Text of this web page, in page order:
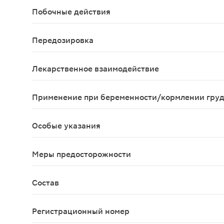
Побочные действия
Классификация побочных реакций по частоте
Передозировка
Симптомы: прием большой дозы
Лекарственное взаимодействие
Применение при беременности/кормлении
Особые указания
Меры предосторожности
Состав
Регистрационный номер